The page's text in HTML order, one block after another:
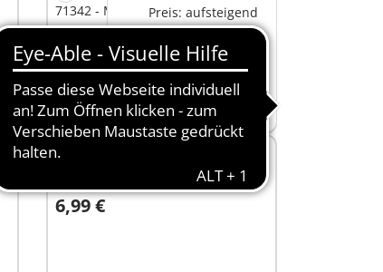
Preis: aufsteigend
Preis: absteigend
Beliebteste Produkte
Neue Produkte
71342 - Miraculous: Antibug
6,99 €
In den Warenkorb
71338 - Miraculous: Carapace
6,99 €
In den Warenkorb